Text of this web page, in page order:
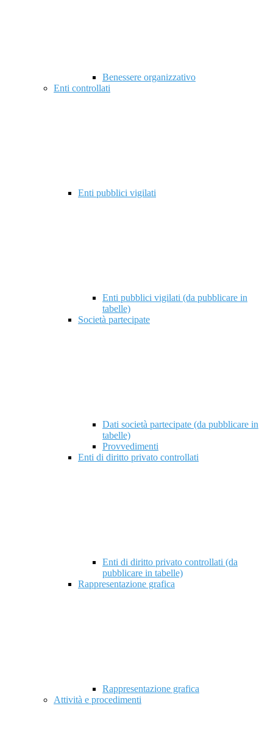
Benessere organizzativo
Enti controllati
Enti pubblici vigilati
Enti pubblici vigilati (da pubblicare in
tabelle)
Società partecipate
Dati società partecipate (da pubblicare in
tabelle)
Provvedimenti
Enti di diritto privato controllati
Enti di diritto privato controllati (da
pubblicare in tabelle)
Rappresentazione grafica
Rappresentazione grafica
Attività e procedimenti